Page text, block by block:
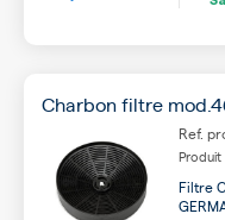
Charbon filtre
Ref.
Produit
Filtre